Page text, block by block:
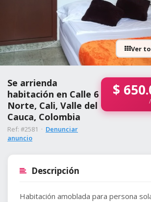
Ver
Se arrienda
habitación en Calle 6
Norte, Cali, Valle del
Cauca, Colombia
Ref: #2581 · Denunciar
anuncio
$
Descripción
Habitación amoblada para persona